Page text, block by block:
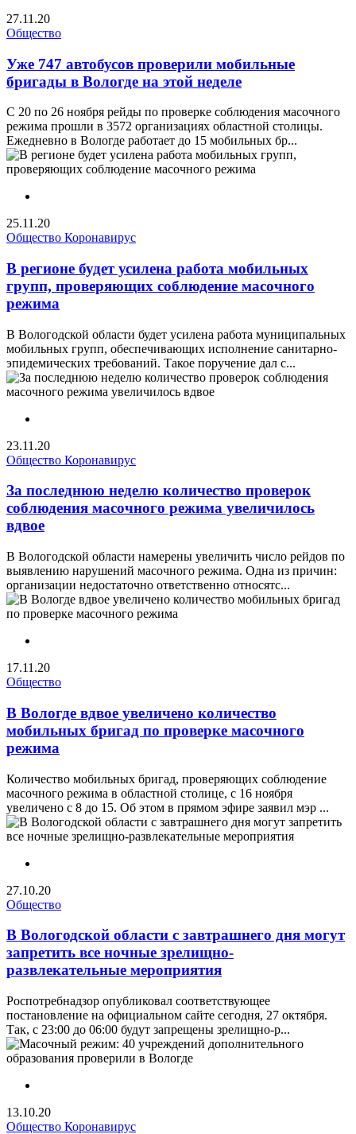
27.11.20
Общество
Уже 747 автобусов проверили мобильные
бригады в Вологде на этой неделе
С 20 по 26 ноября рейды по проверке соблюдения масочного
режима прошли в 3572 организациях областной столицы.
Ежедневно в Вологде работает до 15 мобильных бр...
25.11.20
Общество Коронавирус
В регионе будет усилена работа мобильных
групп, проверяющих соблюдение масочного
режима
В Вологодской области будет усилена работа муниципальных
мобильных групп, обеспечивающих исполнение санитарно-
эпидемических требований. Такое поручение дал с...
23.11.20
Общество Коронавирус
За последнюю неделю количество проверок
соблюдения масочного режима увеличилось
вдвое
В Вологодской области намерены увеличить число рейдов по
выявлению нарушений масочного режима. Одна из причин:
организации недостаточно ответственно относятс...
17.11.20
Общество
В Вологде вдвое увеличено количество
мобильных бригад по проверке масочного
режима
Количество мобильных бригад, проверяющих соблюдение
масочного режима в областной столице, с 16 ноября
увеличено с 8 до 15. Об этом в прямом эфире заявил мэр ...
27.10.20
Общество
В Вологодской области с завтрашнего дня могут
запретить все ночные зрелищно-
развлекательные мероприятия
Роспотребнадзор опубликовал соответствующее
постановление на официальном сайте сегодня, 27 октября.
Так, с 23:00 до 06:00 будут запрещены зрелищно-р...
13.10.20
Общество Коронавирус